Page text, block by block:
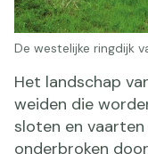
Het landschap
weiden die
sloten en
onderbroken
De westelijke ringdijk